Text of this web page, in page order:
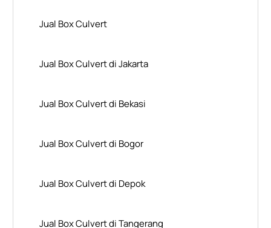
Jual Box Culvert
Jual Box Culvert di Jakarta
Jual Box Culvert di Bekasi
Jual Box Culvert di Bogor
Jual Box Culvert di Depok
Jual Box Culvert di Tangerang